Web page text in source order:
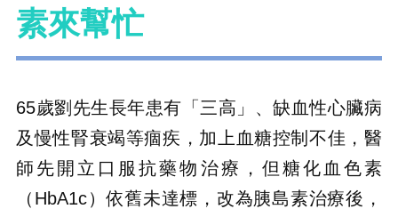
素來幫忙
65歲劉先生長年患有「三高」、缺血性心臟病
及慢性腎衰竭等痼疾，加上血糖控制不佳，醫
師先開立口服抗藥物治療，但糖化血色素
（HbA1c）依舊未達標，改為胰島素治療後，